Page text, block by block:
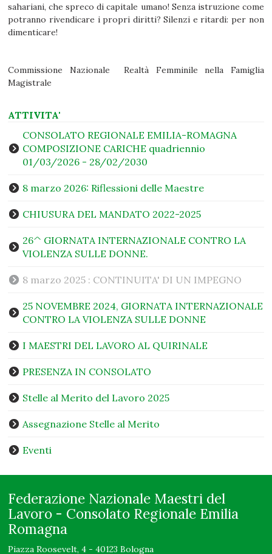
sahariani, che spreco di capitale umano! Senza istruzione come
potranno rivendicare i propri diritti? Silenzi e ritardi: per non
dimenticare!
Commissione Nazionale Realtà Femminile nella Famiglia
Magistrale
ATTIVITA'
CONSOLATO REGIONALE EMILIA-ROMAGNA
COMPOSIZIONE CARICHE quadriennio
01/03/2026 - 28/02/2030
8 marzo 2026: Riflessioni delle Maestre
CHIUSURA DEL MANDATO 2022-2025
26^ GIORNATA INTERNAZIONALE CONTRO LA
VIOLENZA SULLE DONNE.
8 marzo 2025 : CONTINUITA' DI UN IMPEGNO
25 NOVEMBRE 2024, GIORNATA INTERNAZIONALE
CONTRO LA VIOLENZA SULLE DONNE
I MAESTRI DEL LAVORO AL QUIRINALE
PRESENZA IN CONSOLATO
Stelle al Merito del Lavoro 2025
Assegnazione Stelle al Merito
Eventi
Federazione Nazionale Maestri del
Lavoro - Consolato Regionale Emilia
Romagna
Piazza Roosevelt, 4 - 40123 Bologna